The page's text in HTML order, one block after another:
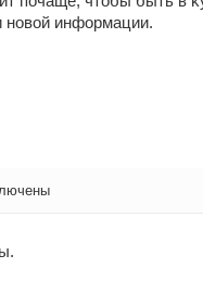
новοй информации.